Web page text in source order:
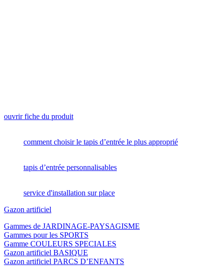
ouvrir fiche du produit
comment choisir le tapis d’entrée le plus approprié
tapis d’entrée personnalisables
service d'installation sur place
Gazon artificiel
Gammes de JARDINAGE-PAYSAGISME
Gammes pour les SPORTS
Gamme COULEURS SPECIALES
Gazon artificiel BASIQUE
Gazon artificiel PARCS D’ENFANTS